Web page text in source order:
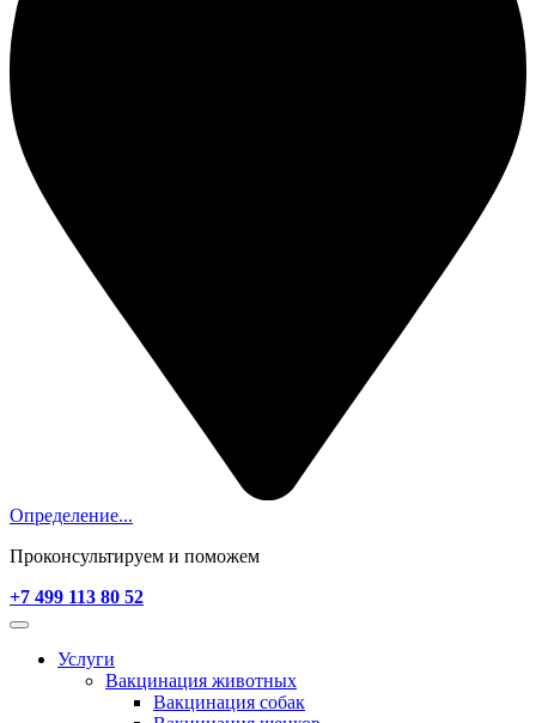
Определение...
Проконсультируем и поможем
+7 499 113 80 52
Услуги
Вакцинация животных
Вакцинация собак